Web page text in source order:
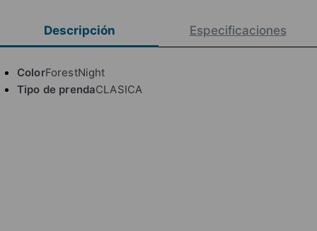
Descripción Especificaciones
ColorForestNight
Tipo de prendaCLASICA